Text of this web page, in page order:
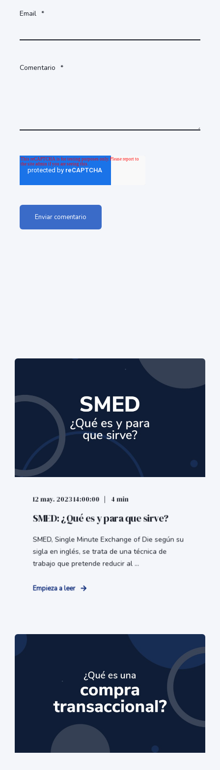
Email *
Comentario *
12 may. 2023 14:00:00 4 min
SMED: ¿Qué es y para que sirve?
SMED, Single Minute Exchange of Die según su
sigla en inglés, se trata de una técnica de
trabajo que pretende reducir al ...
Empieza a leer